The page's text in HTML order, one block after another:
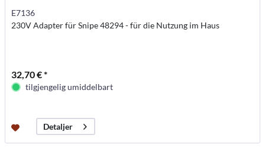
E7136
230V Adapter für Snipe 48294 - für die Nutzung im Haus
32,70 € *
tilgjengelig umiddelbart
Detaljer